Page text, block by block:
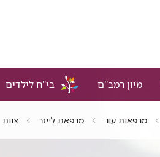
מיון רמב"ם בי"ח לילדים
מרפאות עור מרפאת לייזר צוות